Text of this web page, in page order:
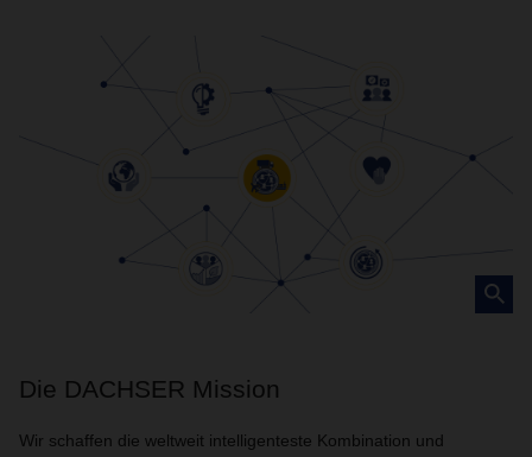
Die DACHSER Mission
Wir schaffen die weltweit intelligenteste Kombination und